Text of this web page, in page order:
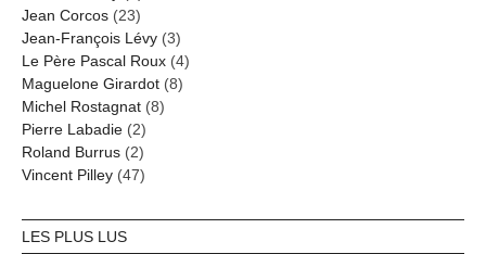
Jean Corcos (23)
Jean-François Lévy (3)
Le Père Pascal Roux (4)
Maguelone Girardot (8)
Michel Rostagnat (8)
Pierre Labadie (2)
Roland Burrus (2)
Vincent Pilley (47)
LES PLUS LUS